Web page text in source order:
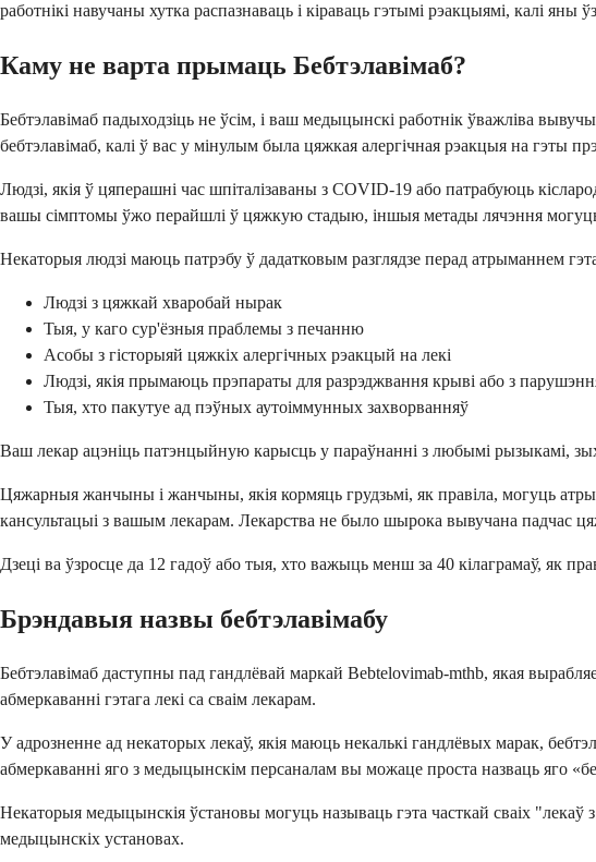
работнікі навучаны хутка распазнаваць і кіраваць гэтымі рэакцыямі, калі яны
Каму не варта прымаць Бебтэлавімаб?
Бебтэлавімаб падыходзіць не ўсім, і ваш медыцынскі работнік ўважліва
бебтэлавімаб, калі ў вас у мінулым была цяжкая алергічная рэакцыя на гэты
Людзі, якія ў цяперашні час шпіталізаваны з COVID-19 або патрабуюць
вашы сімптомы ўжо перайшлі ў цяжкую стадыю, іншыя метады лячэння
Некаторыя людзі маюць патрэбу ў дадатковым разглядзе перад атрыманнем
Людзі з цяжкай хваробай нырак
Тыя, у каго сур'ёзныя праблемы з печанню
Асобы з гісторыяй цяжкіх алергічных рэакцый на лекі
Людзі, якія прымаюць прэпараты для разрэджвання крыві або з
Тыя, хто пакутуе ад пэўных аутоіммунных захворванняў
Ваш лекар ацэніць патэнцыйную карысць у параўнанні з любымі рызыкамі,
Цяжарныя жанчыны і жанчыны, якія кормяць грудзьмі, як правіла, могуць
кансультацыі з вашым лекарам. Лекарства не было шырока вывучана падчас
Дзеці ва ўзросце да 12 гадоў або тыя, хто важыць менш за 40 кілаграмаў, як
Брэндавыя назвы бебтэлавімабу
Бебтэлавімаб даступны пад гандлёвай маркай Bebtelovimab-mthb, якая
абмеркаванні гэтага лекі са сваім лекарам.
У адрозненне ад некаторых лекаў, якія маюць некалькі гандлёвых марак,
абмеркаванні яго з медыцынскім персаналам вы можаце проста назваць яго
Некаторыя медыцынскія ўстановы могуць называць гэта часткай сваіх
медыцынскіх установах.